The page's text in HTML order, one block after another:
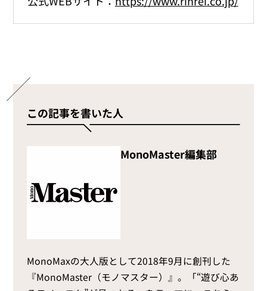
この記事を書いた人
MonoMaster編集部
MonoMaxの大人版として2018年9月に創刊した
『MonoMaster（モノマスター）』。「“遊び心あ